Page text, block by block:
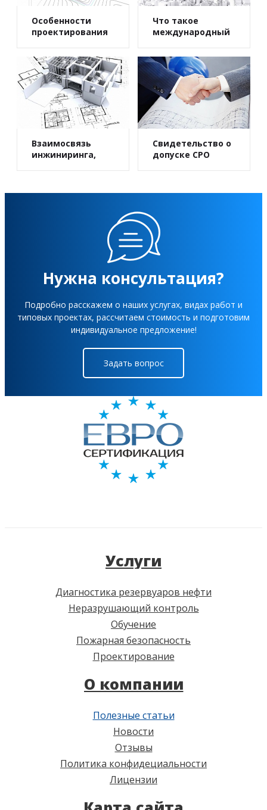
Особенности
проектирования
сетей
Что такое
международный
Взаимосвязь
инжиниринга,
Свидетельство о
допуске СРО
Нужна консультация?
Подробно расскажем о наших услугах, видах работ и
типовых проектах, рассчитаем стоимость и подготовим
индивидуальное предложение!
Задать вопрос
Услуги
Диагностика резервуаров нефти
Неразрушающий контроль
Обучение
Пожарная безопасность
Проектирование
О компании
Полезные статьи
Новости
Отзывы
Политика конфидециальности
Лицензии